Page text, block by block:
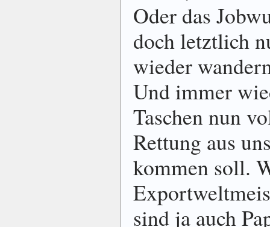
Oder das
doch letztlich
wieder
Und immer
Taschen nun
Rettung aus
kommen soll.
sind ja auch